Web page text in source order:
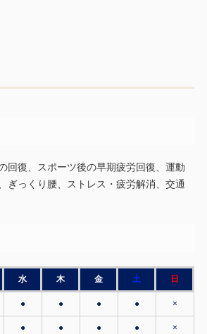
回復、スポーツ後の早期疲労回復、運動
ぎっくり腰、ストレス・疲労解消、交通
水 木 金 土 日
● ● ● ● ×
● ● ● ● ×